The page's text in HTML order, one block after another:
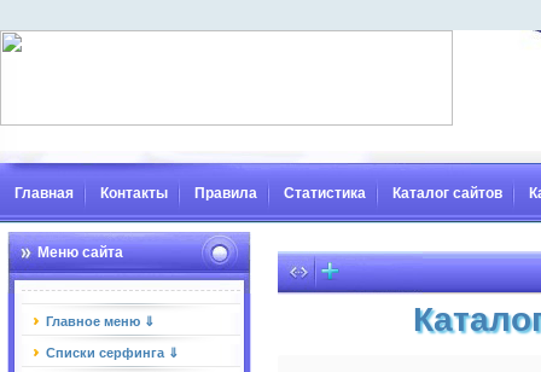
Главная Контакты Правила Статистика Каталог сайтов
Меню сайта
Главное меню ⇓
Списки серфинга ⇓